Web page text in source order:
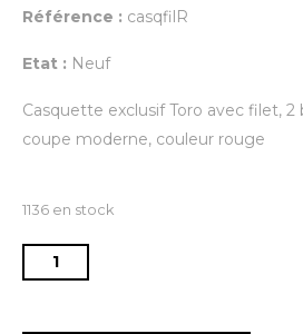
Référence : casqfilR
Etat : Neuf
Casquette exclusif Toro avec filet, 2
coupe moderne, couleur rouge
1136 en stock